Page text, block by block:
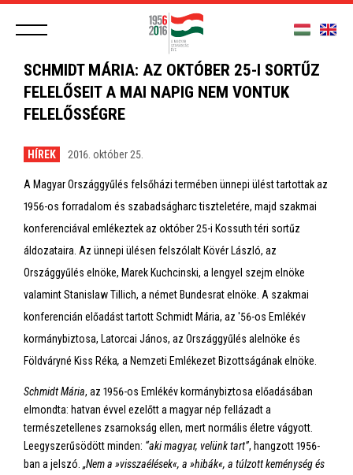
SCHMIDT MÁRIA: AZ OKTÓBER 25-I SORTŰZ
FELELŐSEIT A MAI NAPIG NEM VONTUK
FELELŐSSÉGRE
HÍREK 2016. október 25.
A Magyar Országgyűlés felsőházi termében ünnepi ülést tartottak az
1956-os forradalom és szabadságharc tiszteletére, majd szakmai
konferenciával emlékeztek az október 25-i Kossuth téri sortűz
áldozataira. Az ünnepi ülésen felszólalt Kövér László, az
Országgyűlés elnöke, Marek Kuchcinski, a lengyel szejm elnöke
valamint Stanislaw Tillich, a német Bundesrat elnöke. A szakmai
konferencián előadást tartott Schmidt Mária, az '56-os Emlékév
kormánybiztosa, Latorcai János, az Országgyűlés alelnöke és
Földváryné Kiss Réka, a Nemzeti Emlékezet Bizottságának elnöke.
Schmidt Mária, az 1956-os Emlékév kormánybiztosa előadásában
elmondta: hatvan évvel ezelőtt a magyar nép fellázadt a
természetellenes zsarnokság ellen, mert normális életre vágyott.
Leegyszerűsödött minden: “aki magyar, velünk tart”, hangzott 1956-
ban a jelszó. „Nem a »visszaélések«, a »hibák«, a túlzott keménység és